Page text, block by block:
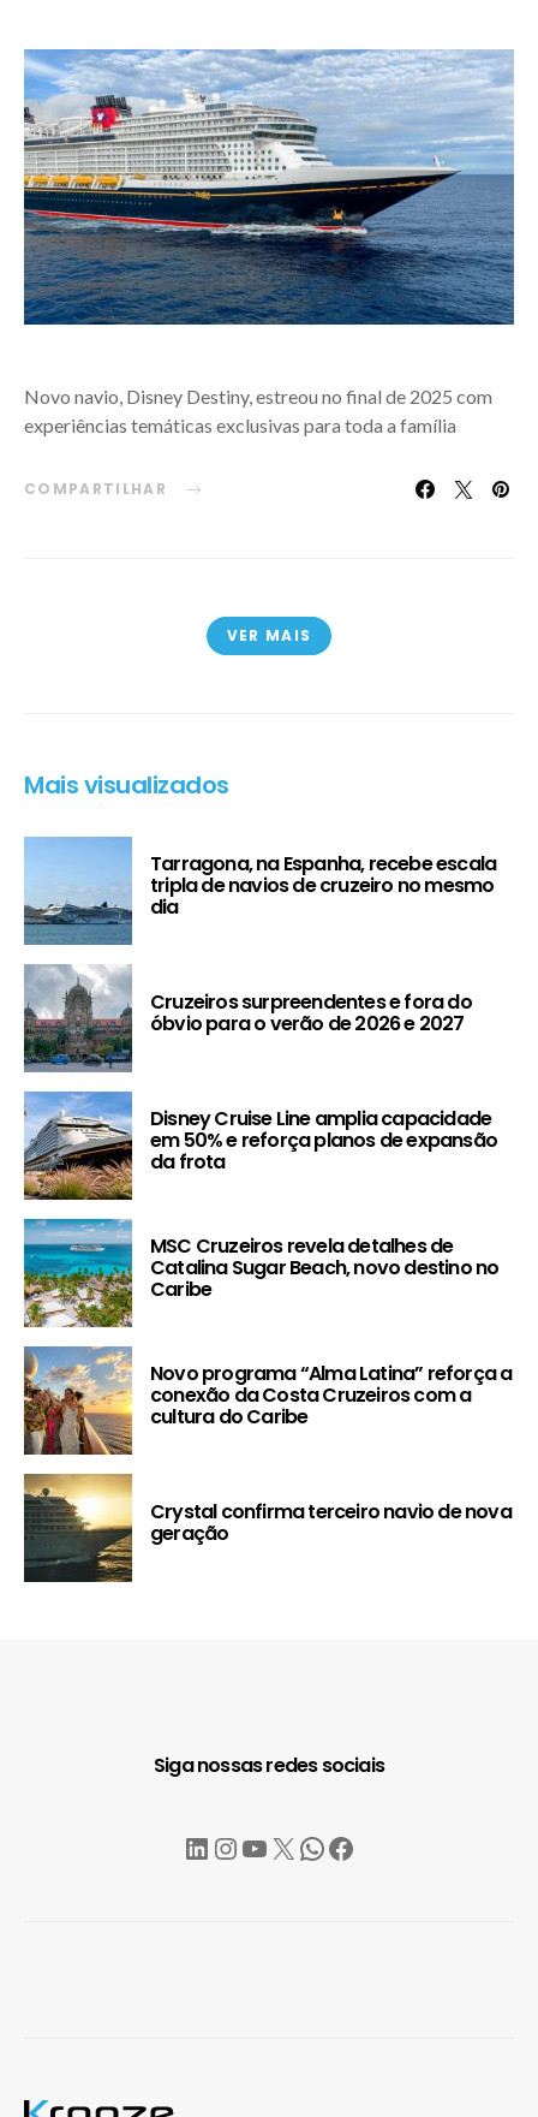
Novo navio, Disney Destiny, estreou no final de 2025 com
experiências temáticas exclusivas para toda a família
COMPARTILHAR
VER MAIS
Mais visualizados
Tarragona, na Espanha, recebe escala
tripla de navios de cruzeiro no mesmo
dia
Cruzeiros surpreendentes e fora do
óbvio para o verão de 2026 e 2027
Disney Cruise Line amplia capacidade
em 50% e reforça planos de expansão
da frota
MSC Cruzeiros revela detalhes de
Catalina Sugar Beach, novo destino no
Caribe
Novo programa “Alma Latina” reforça a
conexão da Costa Cruzeiros com a
cultura do Caribe
Crystal confirma terceiro navio de nova
geração
Siga nossas redes sociais
LinkedIn
Instagram
YouTube
X WhatsApp
Facebook